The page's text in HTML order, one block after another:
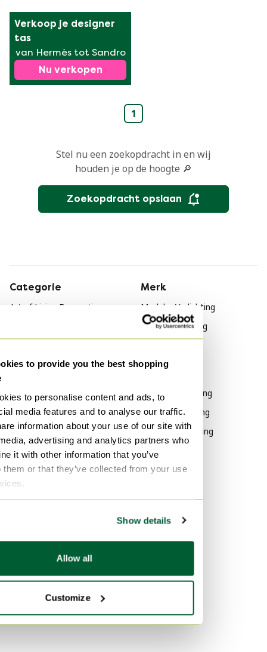
to provide you the best shopping
to personalise content and ads, to
media features and to analyse our traffic.
information about your use of our site with
advertising and analytics partners who
it with other information that you’ve
them or that they’ve collected from your use
Show details
Allow all
Customize
Verkoop je designer
tas
van Hermès tot Sandro
Nu verkopen
1
Stel nu een zoekopdracht in en wij
houden je op de hoogte 🔎
Zoekopdracht opslaan
Categorie
Art of Living Decoratie
Merk
Modular Verlichting
Philips Verlichting
Vintage Verlichting
Design Verlichting
Modern Verlichting
Materiaal
Glas Verlichting
Metaal Verlichting
Kleur
Wit Verlichting
Zwart Verlichting
Transparant Verlichting
Populariteit
Vitra
Fluweel Banken